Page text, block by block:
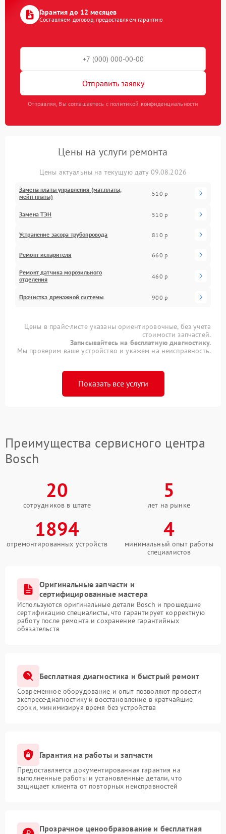
Гарантия до 12 месяцев
Составляем договор, предоставляем гарантию
Отправить заявку
Отправляя, Вы соглашаетесь с политикой конфиденциальности
Цены на услуги ремонта
Цены актуальны на текущую дату 09.08.2026
Замена платы управления (мат.платы,
мейн платы)
510 р
Замена ТЭН 510 р
Устранение засора трубопровода 810 р
Ремонт испарителя 660 р
Ремонт датчика морозильного
отделения
460 р
Прочистка дренажной системы 900 р
Цены в прайс-листе указаны ориентировочные, без учета
стоимости запчастей.
Записывайтесь на бесплатную диагностику.
Мы проверим ваше устройство и укажем на неисправность.
Показать все услуги
Преимущества сервисного центра
Bosch
20
сотрудников в штате
5
лет на рынке
1894
отремонтированных устройств
4
минимальный опыт работы
специалистов
Оригинальные запчасти и
сертифицированные мастера
Используются оригинальные детали Bosch и прошедшие
сертификацию специалисты, что гарантирует корректную
работу после ремонта и сохранение гарантийных
обязательств
Бесплатная диагностика и быстрый ремонт
Современное оборудование и опыт позволяют провести
экспресс-диагностику и восстановление в кратчайшие
сроки, минимизируя время без устройства
Гарантия на работы и запчасти
Предоставляется документированная гарантия на
выполненные работы и установленные детали, что
защищает клиента от повторных неисправностей
Прозрачное ценообразование и бесплатная